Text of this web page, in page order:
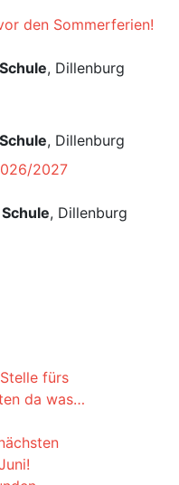
den Sommerferien!
, Dillenburg
, Dillenburg
2027
, Dillenburg
fürs
da was…